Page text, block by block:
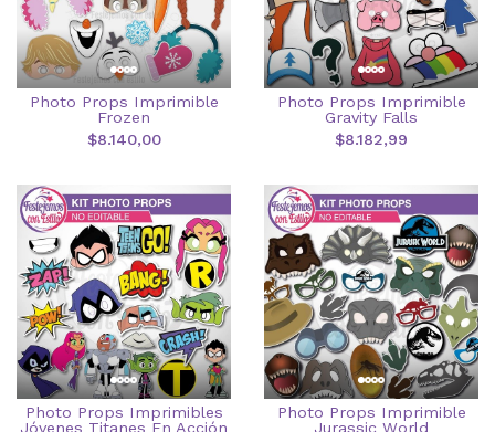
Photo Props Imprimible
Frozen
$8.140,00
Photo Props Imprimible
Gravity Falls
$8.182,99
Photo Props Imprimibles
Jóvenes Titanes En Acción
Photo Props Imprimible
Jurassic World